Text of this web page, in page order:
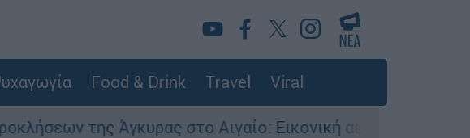
Food & Drink Travel Viral
της Άγκυρας στο Αιγαίο: Εικονική αερομαχία ανάμεσα σε